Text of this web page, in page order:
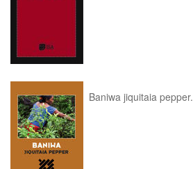
Baniwa jiquitaia pepper.